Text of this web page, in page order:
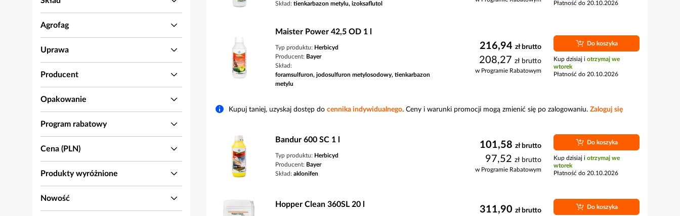
Agrofag
Uprawa
Producent
Opakowanie
Program rabatowy
Cena (PLN)
Produkty wyróżnione
Nowość
Skład: tienkarbazon metylu, izoksaflutol
Płatność do 20.10.2026
Maister Power 42,5 OD 1 l
Typ produktu: Herbicyd
Producent: Bayer
Skład:
foramsulfuron, jodosulfuron metylosodowy, tienkarbazon
metylu
216,94 zł brutto
208,27 zł brutto
w Programie Rabatowym
Do koszyka
Kup dzisiaj i otrzymaj we
wtorek
Płatność do 20.10.2026
Kupuj taniej, uzyskaj dostęp do cennika indywidualnego. Ceny i warunki promocji mogą zmienić się po zalogowaniu. Zaloguj się
Bandur 600 SC 1 l
Typ produktu: Herbicyd
Producent: Bayer
Skład: aklonifen
101,58 zł brutto
97,52 zł brutto
w Programie Rabatowym
Do koszyka
Kup dzisiaj i otrzymaj we
wtorek
Płatność do 20.10.2026
Hopper Clean 360SL 20 l 311,90 zł brutto Do koszyka